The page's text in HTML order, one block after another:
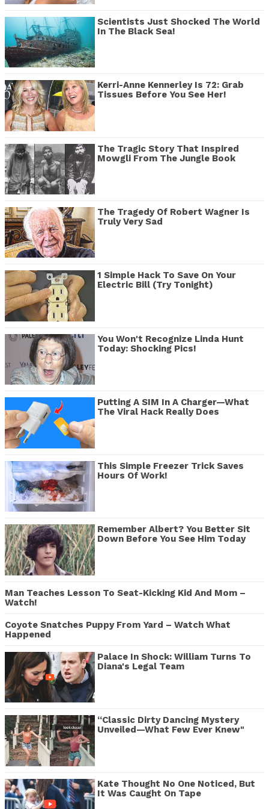
Scientists Just Shocked The World
In The Black Sea!
Kerri-Anne Kennerley Is 72: Grab
Tissues Before You See Her!
The Tragic Story That Inspired
Mowgli From The Jungle Book
The Tragedy Of Robert Wagner Is
Truly Very Sad
1 Simple Hack To Save On Your
Electric Bill (Try Tonight)
You Won't Recognize Linda Hunt
Today: Shocking Pics!
Putting A SIM In A Charger—What
The Viral Hack Really Does
This Simple Freezer Trick Saves
Hours Of Work!
Remember Albert? You Better Sit
Down Before You See Him Today
Man Teaches Lesson To Seat-Kicking Kid And Mom –
Watch!
Coyote Snatches Puppy From Yard – Watch What
Happened
Palace In Shock: William Turns To
Diana's Legal Team
“Classic Dirty Dancing Mystery
Unveiled—What Few Ever Knew"
Kate Thought No One Noticed, But
It Was Caught On Tape